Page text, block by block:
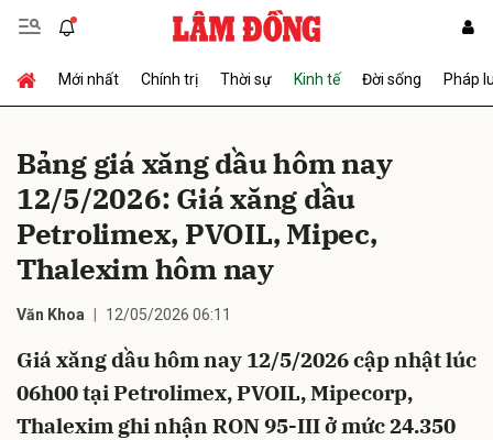
Mới nhất Chính trị Thời sự Kinh tế Đời sống Pháp
Bảng giá xăng dầu hôm nay
12/5/2026: Giá xăng dầu
Petrolimex, PVOIL, Mipec,
Thalexim hôm nay
Văn Khoa 12/05/2026 06:11
Giá xăng dầu hôm nay 12/5/2026 cập nhật lúc
06h00 tại Petrolimex, PVOIL, Mipecorp,
Thalexim ghi nhận RON 95-III ở mức 24.350
Gửi bình luận